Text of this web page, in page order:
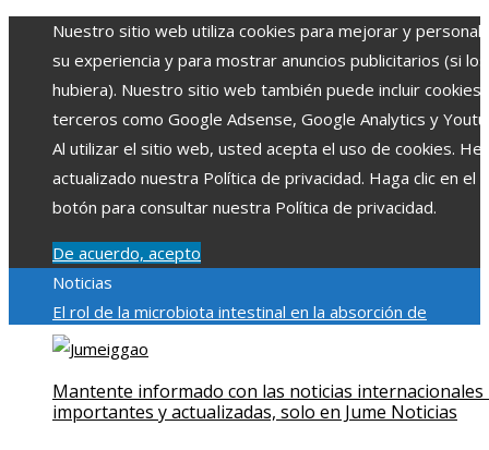
Nuestro sitio web utiliza cookies para mejorar y
su experiencia y para mostrar anuncios publicitarios (si los
hubiera). Nuestro sitio web también puede incluir cookies
terceros como Google Adsense, Google Analytics y
Al utilizar el sitio web, usted acepta el uso de cookies.
actualizado nuestra Política de privacidad. Haga clic en el
botón para consultar nuestra Política de privacidad.
De acuerdo, acepto
Noticias
El rol de la microbiota intestinal en la absorción de
nutrientesReformas regulatorias derivadas de desastres
Patrimonio de la Humanidad y su importanciaImpacto
económico y social de la estacionalidad turística en
Mantente informado con las noticias internacionales
importantes y actualizadas, solo en Jume Noticias